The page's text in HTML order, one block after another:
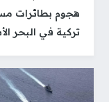
هجوم بطائرات
تركية في البحر